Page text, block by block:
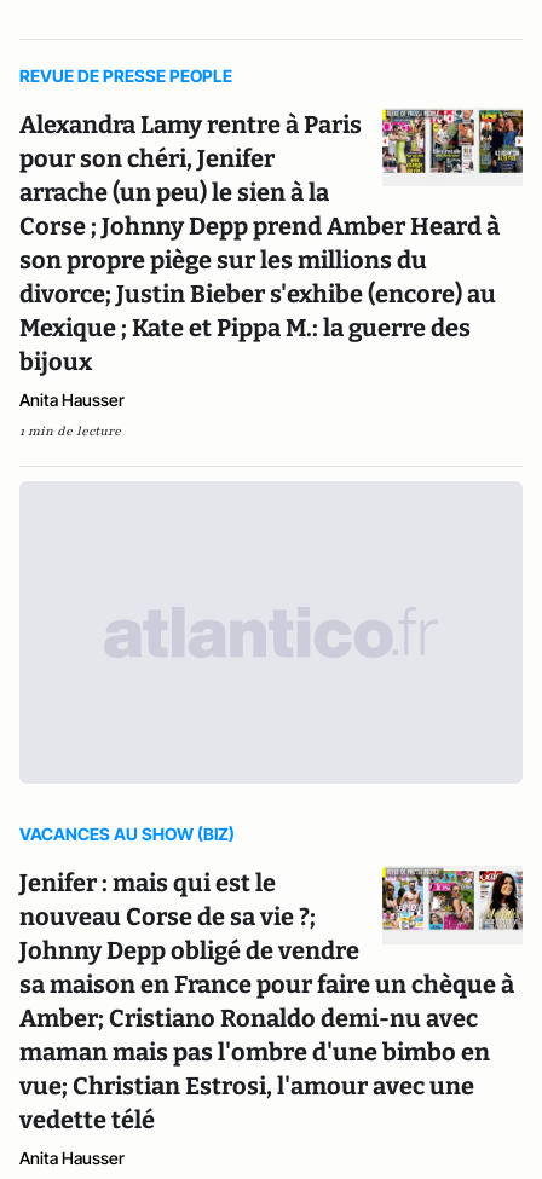
REVUE DE PRESSE PEOPLE
Alexandra Lamy rentre à Paris
pour son chéri, Jenifer
arrache (un peu) le sien à la
Corse ; Johnny Depp prend Amber Heard à
son propre piège sur les millions du
divorce; Justin Bieber s'exhibe (encore) au
Mexique ; Kate et Pippa M.: la guerre des
bijoux
Anita Hausser
1 min de lecture
VACANCES AU SHOW (BIZ)
Jenifer : mais qui est le
nouveau Corse de sa vie ?;
Johnny Depp obligé de vendre
sa maison en France pour faire un chèque à
Amber; Cristiano Ronaldo demi-nu avec
maman mais pas l'ombre d'une bimbo en
vue; Christian Estrosi, l'amour avec une
vedette télé
Anita Hausser